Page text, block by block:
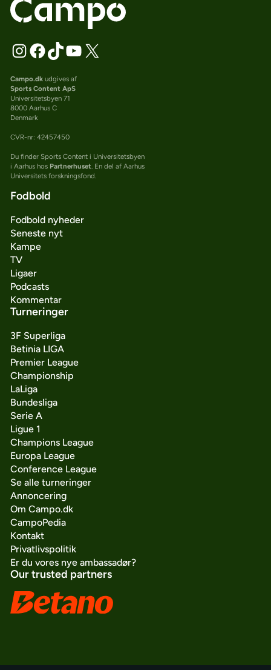
Campo.dkudgives af
Sports Content ApS
Universitetsbyen 71
8000 Aarhus C
Denmark
CVR-nr: 42457450
Du finder Sports Content i Universitetsbyen
i Aarhus hos Partnerhuset. En del af Aarhus
Universitets forskningsfond.
Fodbold
Fodbold nyheder
Seneste nyt
Kampe
TV
Ligaer
Podcasts
Kommentar
Turneringer
3F Superliga
Betinia LIGA
Premier League
Championship
LaLiga
Bundesliga
Serie A
Ligue 1
Champions League
Europa League
Conference League
Se alle turneringer
Annoncering
Om Campo.dk
CampoPedia
Kontakt
Privatlivspolitik
Er du vores nye ambassadør?
Our trusted partners